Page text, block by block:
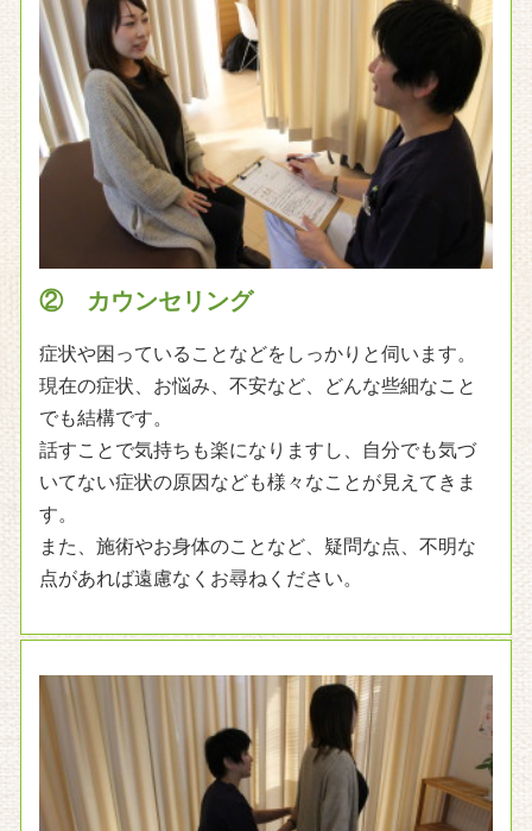
② カウンセリング
症状や困っていることなどをしっかりと伺います。
現在の症状、お悩み、不安など、どんな些細なこと
でも結構です。
話すことで気持ちも楽になりますし、自分でも気づ
いてない症状の原因なども様々なことが見えてきま
す。
また、施術やお身体のことなど、疑問な点、不明な
点があれば遠慮なくお尋ねください。